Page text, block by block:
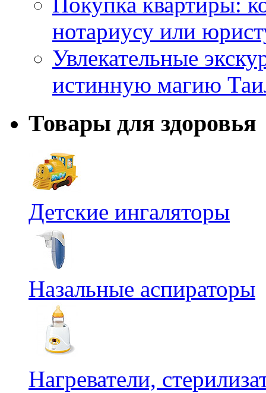
нотариусу или
Увлекательные
истинную магию
Товары для здоровья
Детские ингаляторы
Назальные аспираторы
Нагреватели,